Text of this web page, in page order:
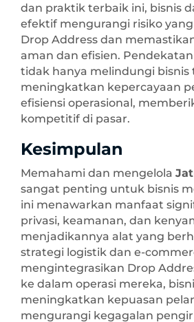
dan praktik terbaik ini, bisnis
efektif mengurangi risiko
Drop Address dan
aman dan efisien.
tidak hanya melindungi bisnis
meningkatkan kepercayaan
efisiensi operasional,
kompetitif di pasar.
Kesimpulan
Memahami dan mengelola
sangat penting untuk bisnis
ini menawarkan manfaat
privasi, keamanan, dan
menjadikannya alat yang
strategi logistik dan e-
mengintegrasikan Drop
ke dalam operasi mereka,
meningkatkan kepuasan
mengurangi kegagalan